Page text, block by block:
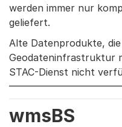
werden immer nur
geliefert.
Alte Datenprodukte,
Geodateninfrastruktur
STAC-Dienst nicht
wmsBS